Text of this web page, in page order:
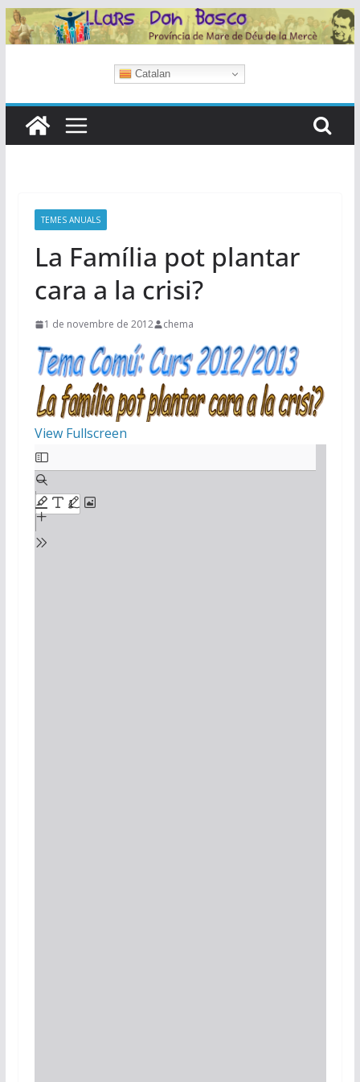
Skip
to
Catalan
TEMES ANUALS
La Família pot plantar
cara a la crisi?
1 de novembre de 2012 chema
View Fullscreen
Skip
to
PDF
content